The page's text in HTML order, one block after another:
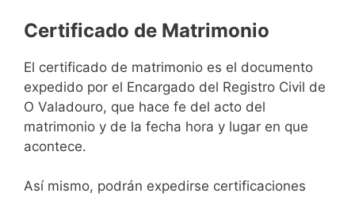
Certificado de Matrimonio
El certificado de matrimonio es el documento
expedido por el Encargado del Registro Civil de
O Valadouro, que hace fe del acto del
matrimonio y de la fecha hora y lugar en que
acontece.
Así mismo, podrán expedirse certificaciones